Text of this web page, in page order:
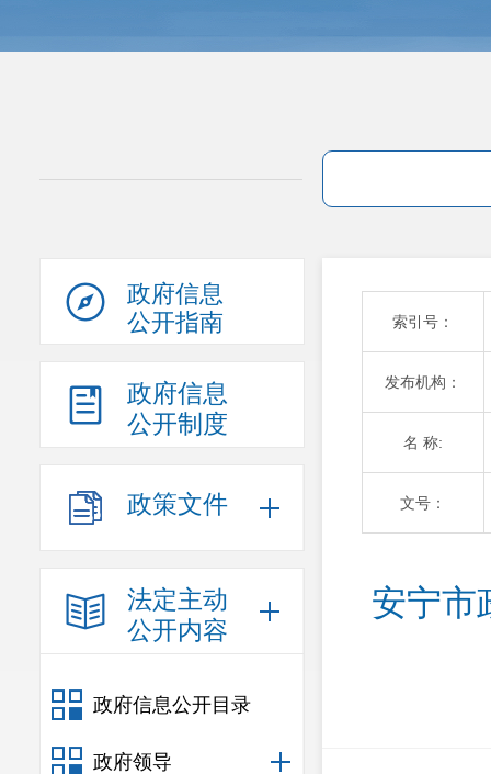
政府信息
公开指南
政府信息
公开制度
政策文件
法定主动
公开内容
政府信息公开目录
政府领导
索引号：
发布机构：
名 称:
文号：
安宁市